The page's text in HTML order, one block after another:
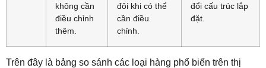
không cần
điều chỉnh
thêm.
đôi khi có thể
cần điều
chỉnh.
đổi cấu trúc lắp
đặt.
Trên đây là bảng so sánh các loại hàng phổ biến trên thị